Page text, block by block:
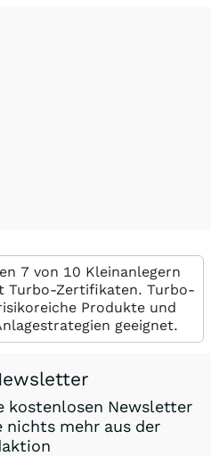
7 von 10 Kleinanlegern
Turbo-Zertifikaten. Turbo-
Produkte und
geeignet.
kostenlosen Newsletter
nichts mehr aus der